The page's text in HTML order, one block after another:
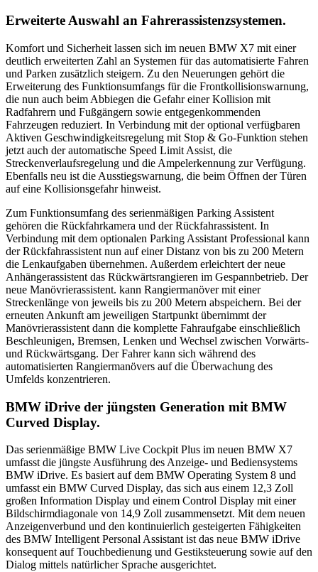
Erweiterte Auswahl an Fahrerassistenzsystemen.
Komfort und Sicherheit lassen sich im neuen BMW X7 mit einer
deutlich erweiterten Zahl an Systemen für das automatisierte Fahren
und Parken zusätzlich steigern. Zu den Neuerungen gehört die
Erweiterung des Funktionsumfangs für die Frontkollisionswarnung,
die nun auch beim Abbiegen die Gefahr einer Kollision mit
Radfahrern und Fußgängern sowie entgegenkommenden
Fahrzeugen reduziert. In Verbindung mit der optional verfügbaren
Aktiven Geschwindigkeitsregelung mit Stop & Go-Funktion stehen
jetzt auch der automatische Speed Limit Assist, die
Streckenverlaufsregelung und die Ampelerkennung zur Verfügung.
Ebenfalls neu ist die Ausstiegswarnung, die beim Öffnen der Türen
auf eine Kollisionsgefahr hinweist.
Zum Funktionsumfang des serienmäßigen Parking Assistent
gehören die Rückfahrkamera und der Rückfahrassistent. In
Verbindung mit dem optionalen Parking Assistant Professional kann
der Rückfahrassistent nun auf einer Distanz von bis zu 200 Metern
die Lenkaufgaben übernehmen. Außerdem erleichtert der neue
Anhängerassistent das Rückwärtsrangieren im Gespannbetrieb. Der
neue Manövrierassistent. kann Rangiermanöver mit einer
Streckenlänge von jeweils bis zu 200 Metern abspeichern. Bei der
erneuten Ankunft am jeweiligen Startpunkt übernimmt der
Manövrierassistent dann die komplette Fahraufgabe einschließlich
Beschleunigen, Bremsen, Lenken und Wechsel zwischen Vorwärts-
und Rückwärtsgang. Der Fahrer kann sich während des
automatisierten Rangiermanövers auf die Überwachung des
Umfelds konzentrieren.
BMW iDrive der jüngsten Generation mit BMW
Curved Display.
Das serienmäßige BMW Live Cockpit Plus im neuen BMW X7
umfasst die jüngste Ausführung des Anzeige- und Bediensystems
BMW iDrive. Es basiert auf dem BMW Operating System 8 und
umfasst ein BMW Curved Display, das sich aus einem 12,3 Zoll
großen Information Display und einem Control Display mit einer
Bildschirmdiagonale von 14,9 Zoll zusammensetzt. Mit dem neuen
Anzeigenverbund und den kontinuierlich gesteigerten Fähigkeiten
des BMW Intelligent Personal Assistant ist das neue BMW iDrive
konsequent auf Touchbedienung und Gestiksteuerung sowie auf den
Dialog mittels natürlicher Sprache ausgerichtet.